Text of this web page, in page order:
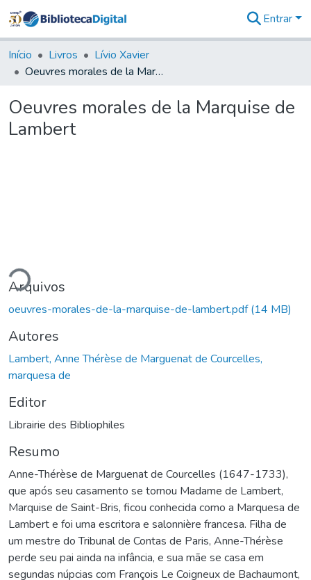
&
Coleções
Tudo na
Digital
Entrar
Início Livros
Lívio Xavier
Oeuvres morales de la Marquise de Lambert
Oeuvres morales de la Marquise de
Lambert
Arquivos
oeuvres-morales-de-la-marquise-de-lambert.pdf(14 MB)
Autores
Lambert, Anne Thérèse de Marguenat de Courcelles,
marquesa de
Editor
Librairie des Bibliophiles
Resumo
Anne-Thérèse de Marguenat de Courcelles (1647-1733),
que após seu casamento se tornou Madame de Lambert,
Marquise de Saint-Bris, ficou conhecida como a Marquesa de
Lambert e foi uma escritora e salonnière francesa. Filha de
um mestre do Tribunal de Contas de Paris, Anne-Thérèse
perde seu pai ainda na infância, e sua mãe se casa em
segundas núpcias com François Le Coigneux de Bachaumont,